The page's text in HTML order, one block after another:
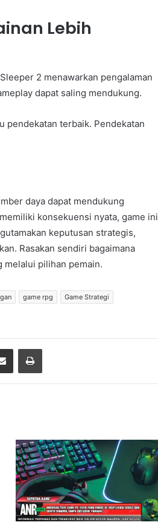
Lebih
2 menawarkan pengalaman
dapat saling mendukung.
pendekatan terbaik. Pendekatan
daya dapat mendukung
konsekuensi nyata, game ini
keputusan strategis,
Rasakan sendiri bagaimana
melalui pilihan pemain.
game rpg
Game Strategi